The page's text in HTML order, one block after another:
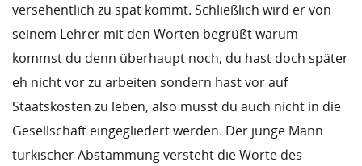
versehentlich zu spät kommt. Schließlich wird er von
seinem Lehrer mit den Worten begrüßt warum
kommst du denn überhaupt noch, du hast doch später
eh nicht vor zu arbeiten sondern hast vor auf
Staatskosten zu leben, also musst du auch nicht in die
Gesellschaft eingegliedert werden. Der junge Mann
türkischer Abstammung versteht die Worte des